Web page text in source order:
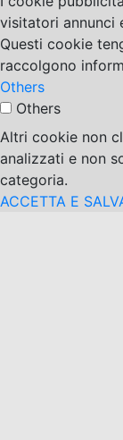
visitatori annunci
Questi cookie
raccolgono
Others
Others
Altri cookie non
analizzati e non
categoria.
ACCETTA E